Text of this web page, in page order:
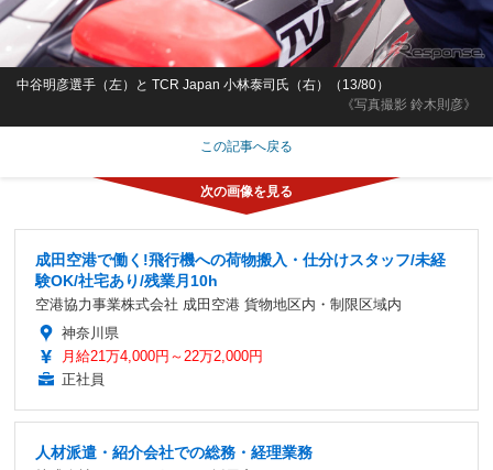
《写真撮影 鈴木則彦》
中谷明彦選手（左）と TCR Japan 小林泰司氏（右）（13/80）
この記事へ戻る
成田空港で働く!飛行機への荷物搬入・仕分けスタッフ/未経
験OK/社宅あり/残業月10h
空港協力事業株式会社 成田空港 貨物地区内・制限区域内
神奈川県
月給21万4,000円～22万2,000円
正社員
人材派遣・紹介会社での総務・経理業務